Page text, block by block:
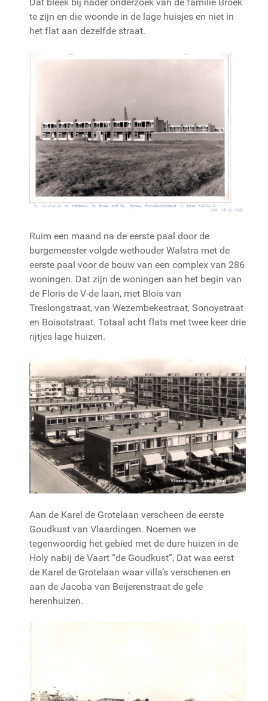
te zijn en die woonde in de lage huisjes en niet in
het flat aan dezelfde straat.
Ruim een maand na de eerste paal door de
burgemeester volgde wethouder Walstra met de
eerste paal voor de bouw van een complex van 286
woningen. Dat zijn de woningen aan het begin van
de Floris de V-de laan, met Blois van
Treslongstraat, van Wezembekestraat, Sonoystraat
en Boisotstraat. Totaal acht flats met twee keer drie
rijtjes lage huizen.
Aan de Karel de Grotelaan verscheen de eerste
Goudkust van Vlaardingen. Noemen we
tegenwoordig het gebied met de dure huizen in de
Holy nabij de Vaart “de Goudkust”, Dat was eerst
de Karel de Grotelaan waar villa’s verschenen en
aan de Jacoba van Beijerenstraat de gele
herenhuizen.